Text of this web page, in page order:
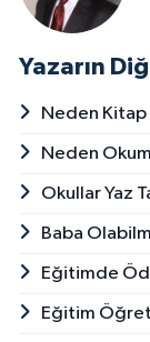
Yazarın
Neden Kitap
Neden
Okullar Yaz
Baba
Eğitimde
Eğitim